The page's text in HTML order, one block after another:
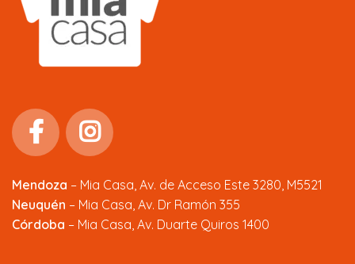
Mendoza – Mia Casa, Av. de Acceso Este 3280, M5521
Neuquén – Mia Casa, Av. Dr Ramón 355
Córdoba – Mia Casa, Av. Duarte Quiros 1400